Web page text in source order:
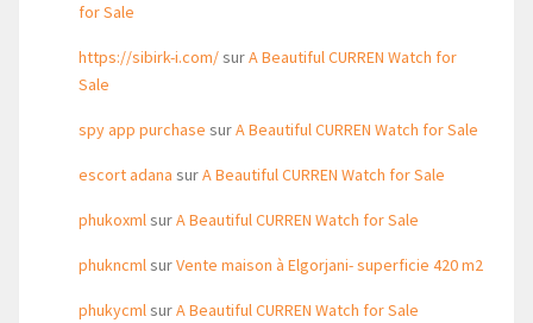
for Sale
https://sibirk-i.com/surA Beautiful CURREN Watch for
Sale
spy app purchase surA Beautiful CURREN Watch for Sale
escort adana surA Beautiful CURREN Watch for Sale
phukoxmlsurA Beautiful CURREN Watch for Sale
phukncmlsurVente maison à Elgorjani- superficie 420 m2
phukycmlsurA Beautiful CURREN Watch for Sale